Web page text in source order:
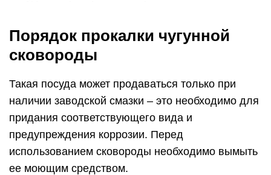
Порядок прокалки чугунной
сковороды
Такая посуда может продаваться только при
наличии заводской смазки – это необходимо для
придания соответствующего вида и
предупреждения коррозии. Перед
использованием сковороды необходимо вымыть
ее моющим средством.